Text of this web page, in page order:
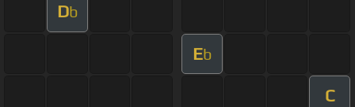
Db
Eb
C